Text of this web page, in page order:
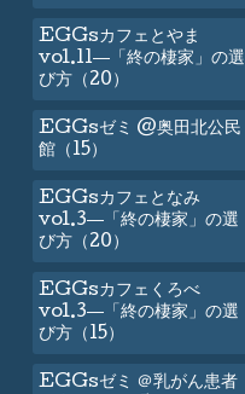
EGGsカフェとやま
vol.11―「終の棲家」の選
び方（20）
EGGsゼミ @奥田北公民
館（15）
EGGsカフェとなみ
vol.3―「終の棲家」の選
び方（20）
EGGsカフェくろべ
vol.3―「終の棲家」の選
び方（15）
EGGsゼミ ＠乳がん患者